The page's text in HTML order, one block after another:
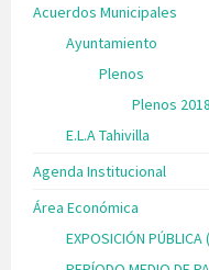
Acuerdos Municipales
Ayuntamiento
Plenos
Plenos 2018
E.L.A Tahivilla
Agenda Institucional
Área Económica
EXPOSICIÓN